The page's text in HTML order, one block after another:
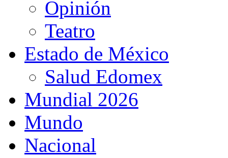
Opinión
Teatro
Estado de México
Salud Edomex
Mundial 2026
Mundo
Nacional